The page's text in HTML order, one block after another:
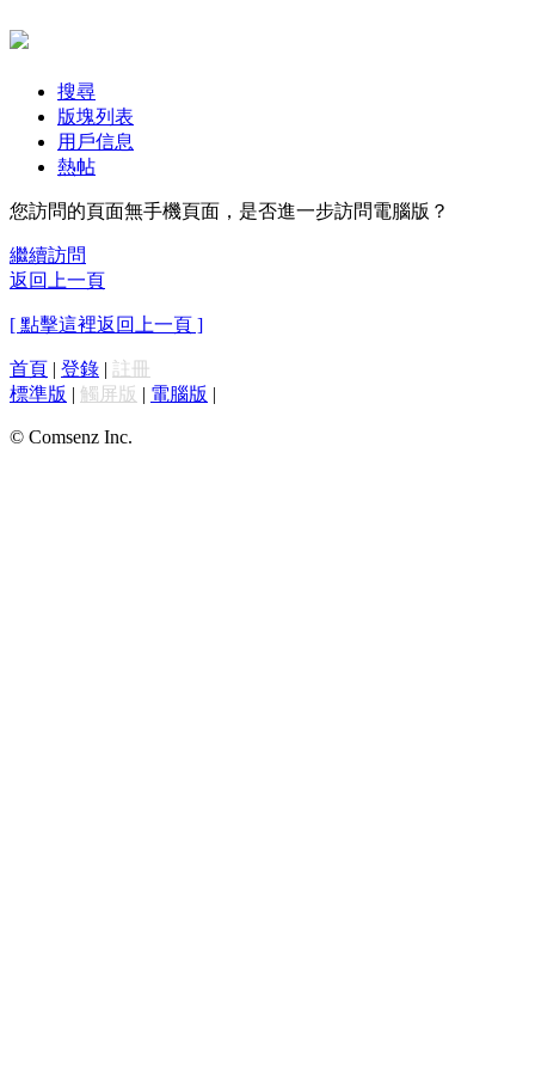
搜尋
版塊列表
用戶信息
熱帖
您訪問的頁面無手機頁面，是否進一步訪問電腦版？
繼續訪問
返回上一頁
[ 點擊這裡返回上一頁 ]
首頁 | 登錄 | 註冊
標準版 | 觸屏版 | 電腦版 |
© Comsenz Inc.